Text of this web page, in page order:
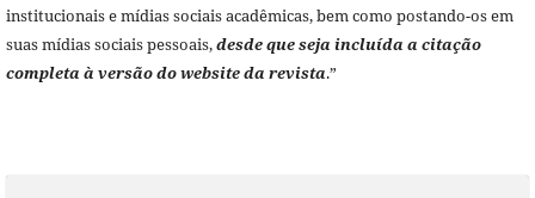
institucionais e mídias sociais acadêmicas, bem como postando-os em
suas mídias sociais pessoais,desde que seja incluída a citação
completa à versão do website da revista.”